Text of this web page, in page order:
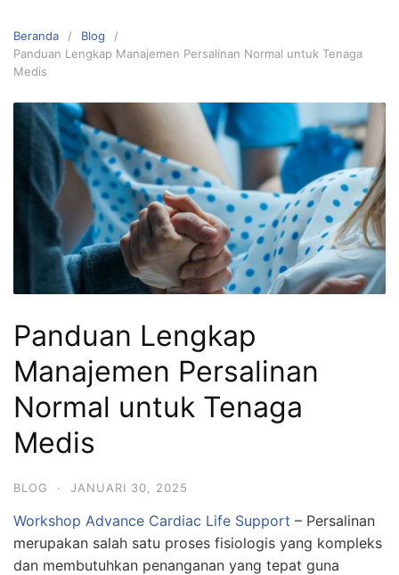
Beranda
Blog
Panduan Lengkap Manajemen Persalinan Normal untuk Tenaga
Medis
Panduan Lengkap
Manajemen Persalinan
Normal untuk Tenaga
Medis
BLOG · JANUARI 30, 2025
Workshop Advance Cardiac Life Support – Persalinan
merupakan salah satu proses fisiologis yang kompleks
dan membutuhkan penanganan yang tepat guna